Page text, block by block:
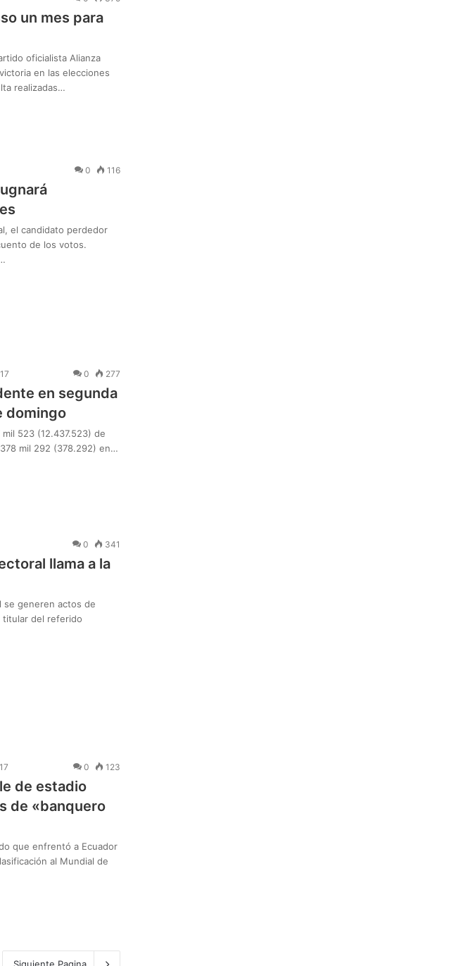
un mes para
oficialista Alianza
en las elecciones
realizadas…
0 116
el candidato perdedor
de los votos.
0 277
en segunda
domingo
523 (12.437.523) de
mil 292 (378.292) en…
0 341
llama a la
se generen actos de
titular del referido
0 123
de estadio
de «banquero
que enfrentó a Ecuador
al Mundial de